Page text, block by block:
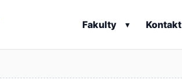
Fakulty ▾ Kontakt